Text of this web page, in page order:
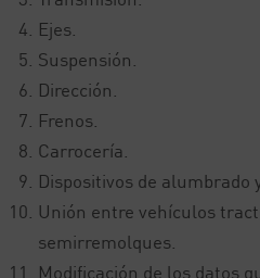
Ejes.
Suspensión.
Dirección.
Frenos.
Carrocería.
Dispositivos de alumbrado
Unión entre vehículos
semirremolques.
Modificación de los datos